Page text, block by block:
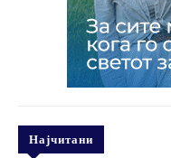
Најчитани